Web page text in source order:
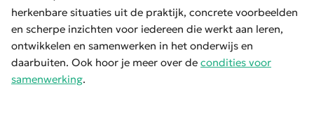
herkenbare situaties uit de praktijk, concrete voorbeelden
en scherpe inzichten voor iedereen die werkt aan leren,
ontwikkelen en samenwerken in het onderwijs en
daarbuiten. Ook hoor je meer over de condities voor
samenwerking⁠.